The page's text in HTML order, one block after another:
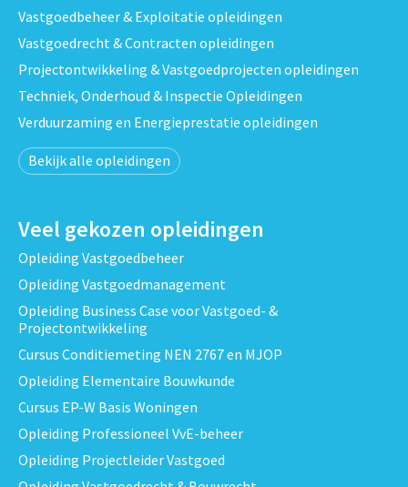
Vastgoedbeheer & Exploitatie opleidingen
Vastgoedrecht & Contracten opleidingen
Projectontwikkeling & Vastgoedprojecten opleidingen
Techniek, Onderhoud & Inspectie Opleidingen
Verduurzaming en Energieprestatie opleidingen
Bekijk alle opleidingen
Veel gekozen opleidingen
Opleiding Vastgoedbeheer
Opleiding Vastgoedmanagement
Opleiding Business Case voor Vastgoed- &
Projectontwikkeling
Cursus Conditiemeting NEN 2767 en MJOP
Opleiding Elementaire Bouwkunde
Cursus EP-W Basis Woningen
Opleiding Professioneel VvE-beheer
Opleiding Projectleider Vastgoed